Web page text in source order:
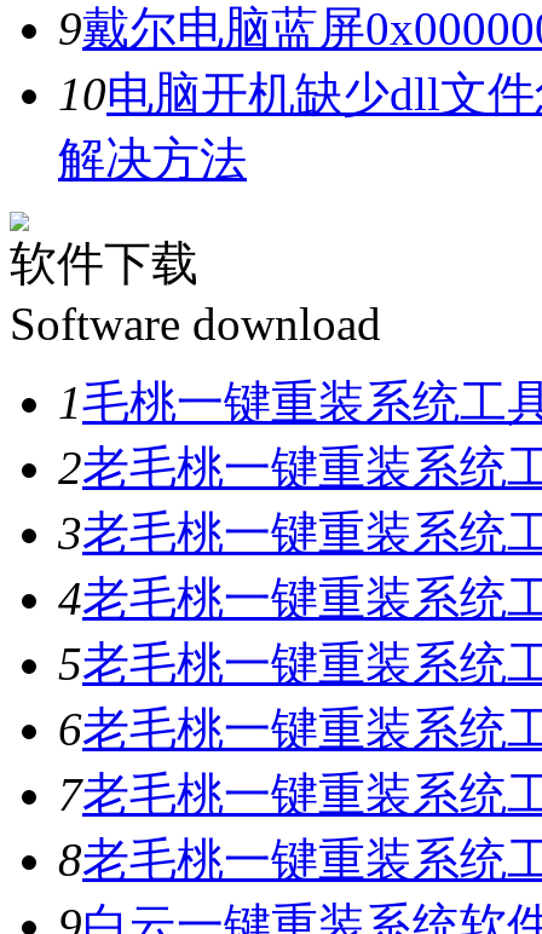
9戴尔电脑蓝屏
10电脑开机缺少dll文
解决方法
软件下载
Software download
1毛桃一键重装系统工
2老毛桃一键重装系统
3老毛桃一键重装系统
4老毛桃一键重装系统
5老毛桃一键重装系统
6老毛桃一键重装系统
7老毛桃一键重装系统
8老毛桃一键重装系统